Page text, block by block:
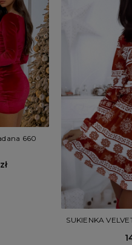
660
SUKIENKA